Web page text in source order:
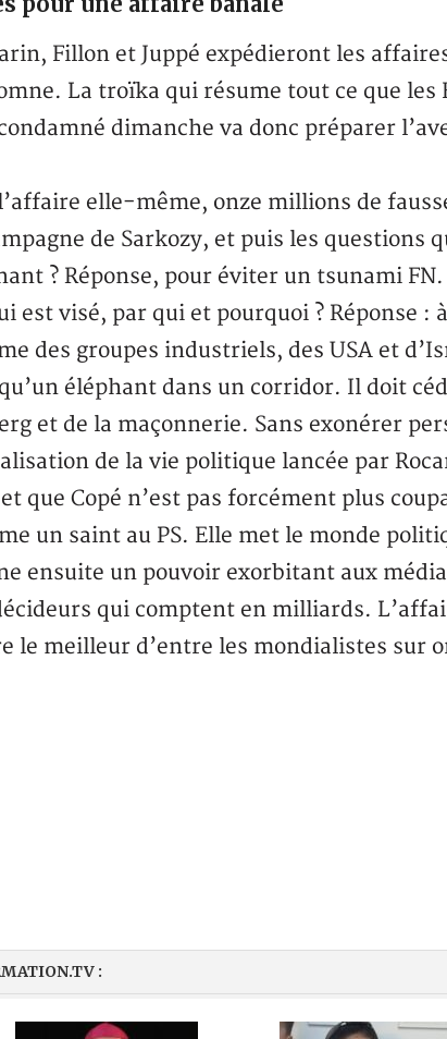
Fillon et Juppé expédieront les
La troïka qui résume tout ce que les
dimanche va donc préparer
elle-même, onze millions de
de Sarkozy, et puis les questions
? Réponse, pour éviter un tsunami FN.
est visé, par qui et pourquoi ? Réponse :
des groupes industriels, des USA et
éléphant dans un corridor. Il doit
et de la maçonnerie. Sans exonérer
de la vie politique lancée par
que Copé n’est pas forcément plus
un saint au PS. Elle met le monde
ensuite un pouvoir exorbitant aux
qui comptent en milliards.
le meilleur d’entre les mondialistes sur
: